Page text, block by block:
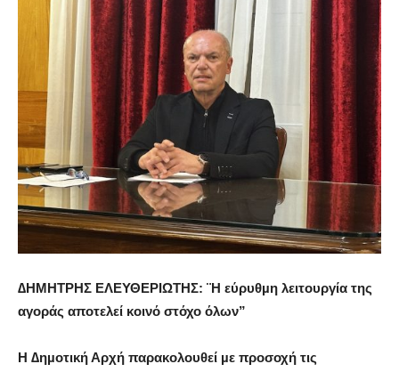
∆ΗΜΗΤΡΗΣ ΕΛΕΥΘΕΡΙΩΤΗΣ: ¨Η εύρυθµη λειτουργία της
αγοράς αποτελεί κοινό στόχο όλων”
Η ∆ηµοτική Αρχή παρακολουθεί µε προσοχή τις